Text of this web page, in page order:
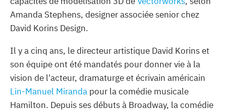
Amanda Stephens, designer associée senior chez
David Korins Design.
Il y a cinq ans, le directeur artistique David Korins et
son équipe ont été mandatés pour donner vie à la
vision de l'acteur, dramaturge et écrivain américain
Lin-Manuel Miranda pour la comédie musicale
Hamilton. Depuis ses débuts à Broadway, la comédie